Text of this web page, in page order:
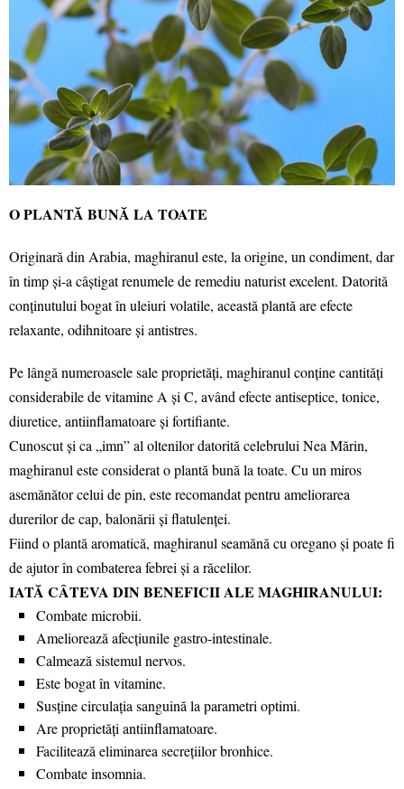
O PLANTĂ BUNĂ LA TOATE
Originară din Arabia, maghiranul este, la origine, un condiment, dar
în timp și-a câștigat renumele de remediu naturist excelent. Datorită
conținutului bogat în uleiuri volatile, această plantă are efecte
relaxante, odihnitoare și antistres.
Pe lângă numeroasele sale proprietăți, maghiranul conține cantități
considerabile de vitamine A și C, având efecte antiseptice, tonice,
diuretice, antiinflamatoare și fortifiante.
Cunoscut și ca „imn” al oltenilor datorită celebrului Nea Mărin,
maghiranul este considerat o plantă bună la toate. Cu un miros
asemănător celui de pin, este recomandat pentru ameliorarea
durerilor de cap, balonării și flatulenței.
Fiind o plantă aromatică, maghiranul seamănă cu oregano și poate fi
de ajutor în combaterea febrei și a răcelilor.
IATĂ CÂTEVA DIN BENEFICII ALE MAGHIRANULUI:
Combate microbii.
Ameliorează afecțiunile gastro-intestinale.
Calmează sistemul nervos.
Este bogat în vitamine.
Susține circulația sanguină la parametri optimi.
Are proprietăți antiinflamatoare.
Facilitează eliminarea secrețiilor bronhice.
Combate insomnia.